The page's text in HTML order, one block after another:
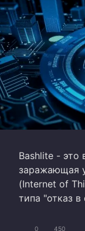
Bashlite - это
заражающая
(Internet of
типа "отказ
0 450